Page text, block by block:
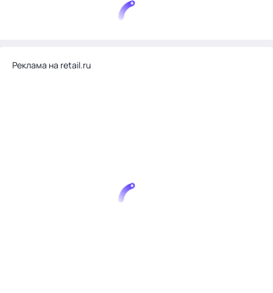
Реклама на retail.ru